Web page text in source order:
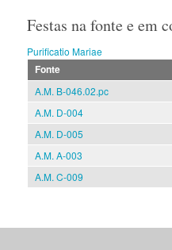
Festas na fonte e em
Purificatio Mariae
Fonte
A.M. B-046.02.pc
A.M. D-004
A.M. D-005
A.M. A-003
A.M. C-009